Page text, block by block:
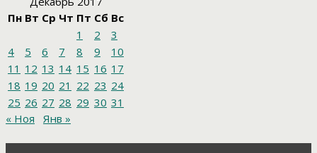
Пн Вт Ср Чт Пт Сб Вс
1
2
3
4
5 6 7 8 9
10
11 12 13 14 15 16 17
18 19 20 21 22 23 24
25 26 27 28 29 30 31
« Ноя
Янв »